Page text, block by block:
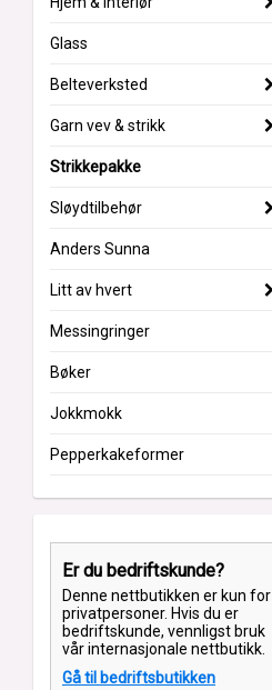
Glass
Belteverksted
Garn vev & strikk
Strikkepakke
Sløydtilbehør
Anders Sunna
Litt av hvert
Messingringer
Bøker
Jokkmokk
Pepperkakeformer
Er du bedriftskunde?
Denne nettbutikken er kun for
privatpersoner. Hvis du er
bedriftskunde, vennligst bruk
vår internasjonale nettbutikk.
Gå til bedriftsbutikken